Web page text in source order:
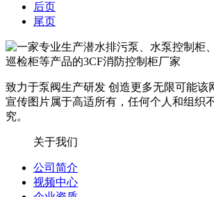
后页
尾页
致力于泵阀生产研发 创造更多无限可能该
宣传图片属于高适所有，任何个人和组织
究。
关于我们
公司简介
视频中心